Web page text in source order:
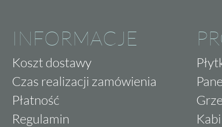
INFORMACJE
Koszt dostawy
Czas realizacji zamówienia
Płatność
Regulamin